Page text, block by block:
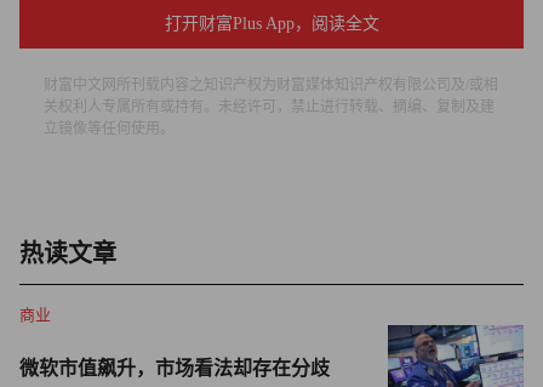
戈尔曼说：“在经历了一连串的风波之后，隆感到自己因试
图发声并采取正确行动而成为众矢之的。”自2012年以来，
的调查，因此被纳斯达克摘牌。在与美国证券交易委员会达
成和解并支付了1750万美元罚款后，该公司于2020年重新上
市。当时，该公司与首席财务官霍华德·秀岛（Howard
Hideshima）分道扬镳，后者被监管机构指控存在不当会计
行为。在重新上市后的几年里，其股价上涨了300%，并与
打开财富Plus App，阅读全文
财富中文网所刊载内容之知识产权为财富媒体知识产权有限公司及/或相
关权利人专属所有或持有。未经许可，禁止进行转载、摘编、复制及建
立镜像等任何使用。
热读文章
商业
微软市值飙升，市场看法却存在分歧